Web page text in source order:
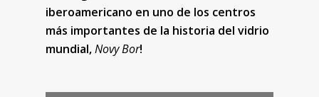
iberoamericano en uno de los centros
más importantes de la historia del vidrio
mundial,Novy Bor!